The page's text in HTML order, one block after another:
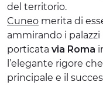
del territorio.
Cuneo merita di
ammirando i
porticata via Roma
l’elegante rigore
principale e il